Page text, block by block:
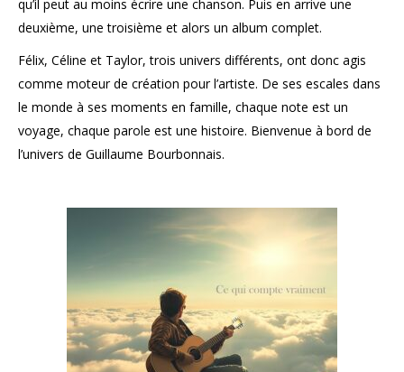
qu’il peut au moins écrire une chanson. Puis en arrive une
deuxième, une troisième et alors un album complet.
Félix, Céline et Taylor, trois univers différents, ont donc agis
comme moteur de création pour l’artiste. De ses escales dans
le monde à ses moments en famille, chaque note est un
voyage, chaque parole est une histoire. Bienvenue à bord de
l’univers de Guillaume Bourbonnais.